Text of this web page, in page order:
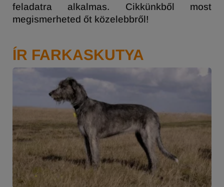
feladatra alkalmas. Cikkünkből most
megismerheted őt közelebbről!
ÍR FARKASKUTYA